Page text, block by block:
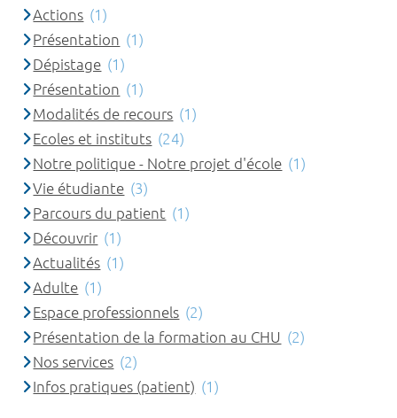
Actions (1)
Présentation (1)
Dépistage (1)
Présentation (1)
Modalités de recours (1)
Ecoles et instituts (24)
Notre politique - Notre projet d'école (1)
Vie étudiante (3)
Parcours du patient (1)
Découvrir (1)
Actualités (1)
Adulte (1)
Espace professionnels (2)
Présentation de la formation au CHU (2)
Nos services (2)
Infos pratiques (patient) (1)